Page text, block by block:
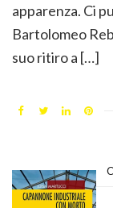
apparenza. Ci
Bartolomeo
suo ritiro a […]